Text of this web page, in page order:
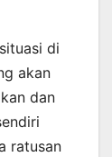
di
akan
dan
ratusan